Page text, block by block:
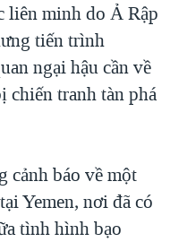
liên minh do Ả Rập
tiến trình
ngại hậu cần về
chiến tranh tàn phá
cảnh báo về một
Yemen, nơi đã có
tình hình bạo